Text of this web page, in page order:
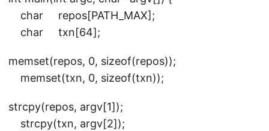
char repos[PATH_MAX];
char txn[64];
memset(repos, 0, sizeof(repos));
memset(txn, 0, sizeof(txn));
strcpy(repos, argv[1]);
strcpy(txn, argv[2]);